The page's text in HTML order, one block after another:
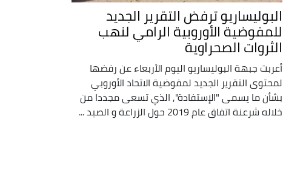
البوليساريو ترفض التقرير الجديد
للمفوضية الأوروبية الرامي لنهب
الثروات الصحراوية
أعربت جبهة البوليساريو اليوم الأربعاء عن رفضها
لمحتوى التقرير الجديد لمفوضية الاتحاد الأوروبي
بشأن ما يسمى "الإستفادة", الذي تسعى مجددا من
خلاله شرعنة اتفاق عام 2019 حول الزراعة و الصيد ...